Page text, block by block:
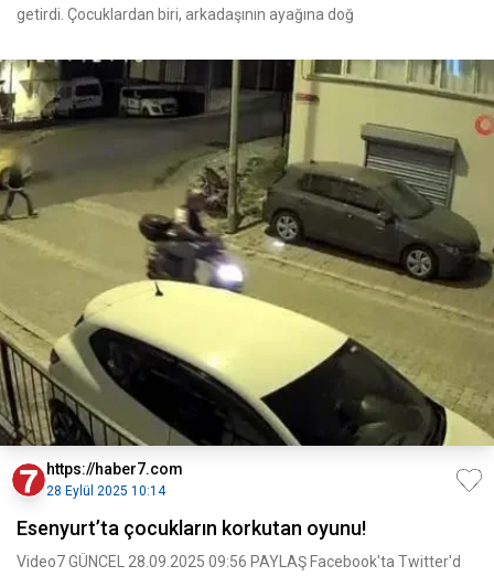
getirdi. Çocuklardan biri, arkadaşının ayağına doğ
https://haber7.com
28 Eylül 2025 10:14
Esenyurt’ta çocukların korkutan oyunu!
Video7 GÜNCEL 28.09.2025 09:56 PAYLAŞ Facebook'ta Twitter'd